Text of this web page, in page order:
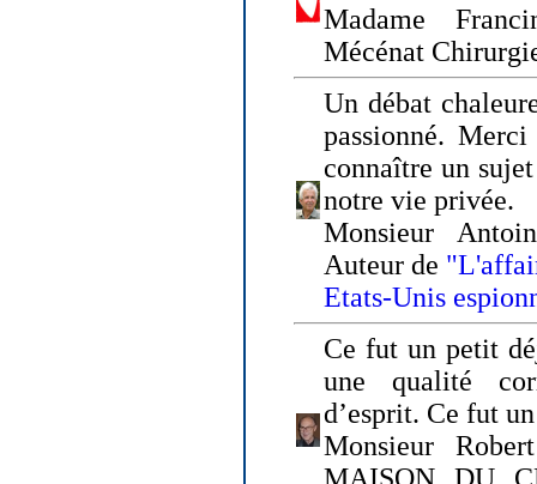
Madame
Mécénat
Un débat
passionné.
connaître un
notre vie privée.
Monsieur
Auteur de
Etats-Unis
Ce fut un petit
une qualité
d’esprit. Ce fut
Monsieur